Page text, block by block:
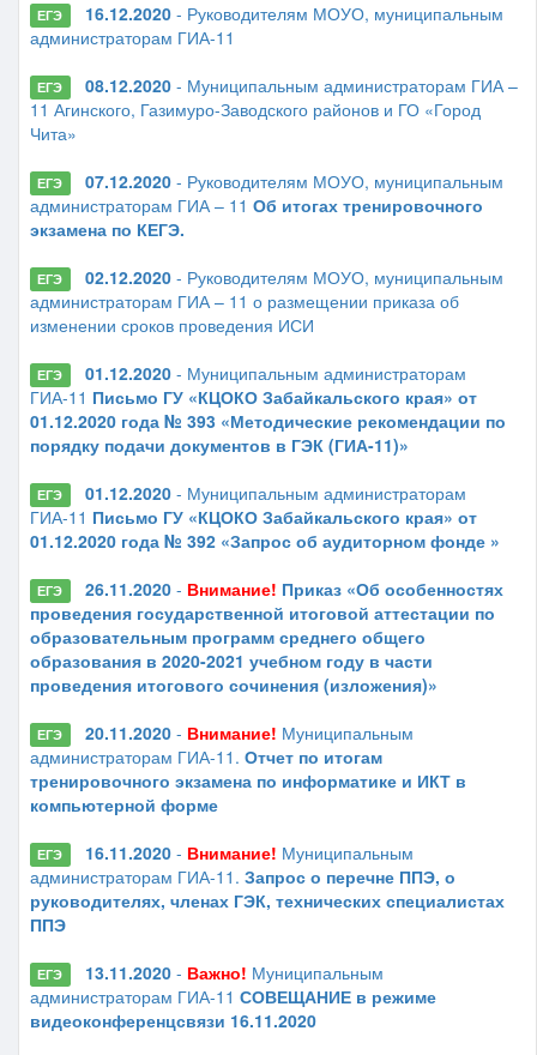
ЕГЭ 16.12.2020- Руководителям МОУО, муниципальным
администраторам ГИА-11
ЕГЭ 08.12.2020- Муниципальным администраторам ГИА –
11 Агинского, Газимуро-Заводского районов и ГО «Город
Чита»
ЕГЭ 07.12.2020- Руководителям МОУО, муниципальным
администраторам ГИА – 11 Об итогах тренировочного
экзамена по КЕГЭ.
ЕГЭ 02.12.2020- Руководителям МОУО, муниципальным
администраторам ГИА – 11 о размещении приказа об
изменении сроков проведения ИСИ
ЕГЭ 01.12.2020- Муниципальным администраторам
ГИА-11 Письмо ГУ «КЦОКО Забайкальского края» от
01.12.2020 года № 393 «Методические рекомендации по
порядку подачи документов в ГЭК (ГИА-11)»
ЕГЭ 01.12.2020- Муниципальным администраторам
ГИА-11 Письмо ГУ «КЦОКО Забайкальского края» от
01.12.2020 года № 392 «Запрос об аудиторном фонде »
ЕГЭ 26.11.2020- Внимание! Приказ «Об особенностях
проведения государственной итоговой аттестации по
образовательным программ среднего общего
образования в 2020-2021 учебном году в части
проведения итогового сочинения (изложения)»
ЕГЭ 20.11.2020- Внимание! Муниципальным
администраторам ГИА-11. Отчет по итогам
тренировочного экзамена по информатике и ИКТ в
компьютерной форме
ЕГЭ 16.11.2020- Внимание! Муниципальным
администраторам ГИА-11. Запрос о перечне ППЭ, о
руководителях, членах ГЭК, технических специалистах
ППЭ
ЕГЭ 13.11.2020- Важно! Муниципальным
администраторам ГИА-11 СОВЕЩАНИЕ в режиме
видеоконференцсвязи 16.11.2020